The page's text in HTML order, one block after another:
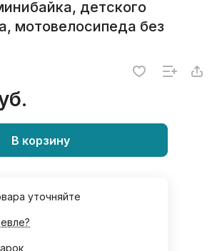
детского
мотовелосипеда без
В корзину
уточняйте